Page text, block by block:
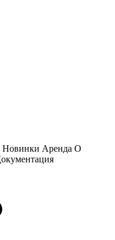
Новинки Аренда О